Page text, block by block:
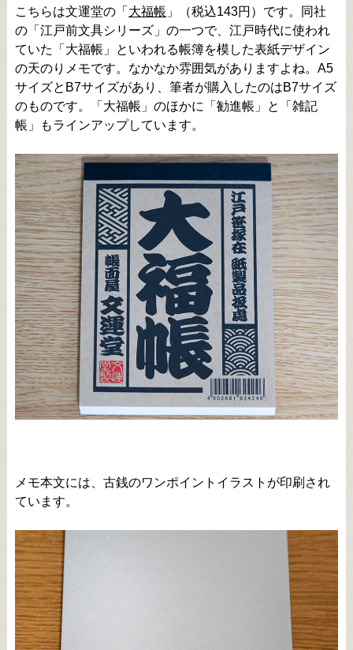
こちらは文運堂の「 大福帳 」（税込143円）です。同社
の「江戸前文具シリーズ」の一つで、江戸時代に使われ
ていた「大福帳」といわれる帳簿を模した表紙デザイン
の天のりメモです。なかなか雰囲気がありますよね。A5
サイズとB7サイズがあり、筆者が購入したのはB7サイズ
のものです。「大福帳」のほかに「勧進帳」と「雑記
帳」もラインアップしています。
メモ本文には、古銭のワンポイントイラストが印刷され
ています。